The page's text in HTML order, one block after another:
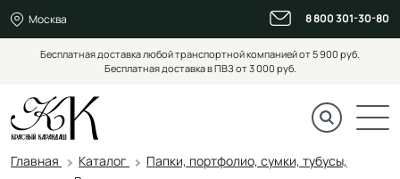
Москва 8 800 301-30-80
Бесплатная доставка любой транспортной компанией от 5 900 руб.
Бесплатная доставка в ПВЗ от 3 000 руб.
Главная Каталог
Папки, портфолио, сумки, тубусы,